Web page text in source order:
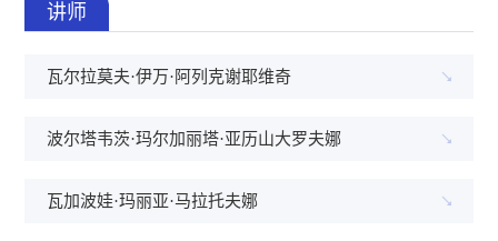
讲师
瓦尔拉莫夫·伊万·阿列克谢耶维奇
波尔塔韦茨·玛尔加丽塔·亚历山大罗夫娜
瓦加波娃·玛丽亚·马拉托夫娜